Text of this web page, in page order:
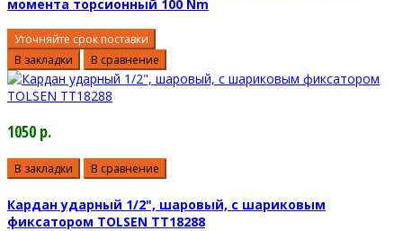
момента торсионный 100 Nm
Уточняйте срок поставки
В закладки
В сравнение
1050 р.
В закладки В сравнение
Кардан ударный 1/2", шаровый, с шариковым
фиксатором TOLSEN TT18288